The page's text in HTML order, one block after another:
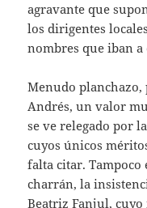
agravante que
los dirigentes
nombres que iban a
Menudo planchazo,
Andrés, un valor
se ve relegado por
cuyos únicos
falta citar. Tampoco
charrán, la
Beatriz Fanjul,